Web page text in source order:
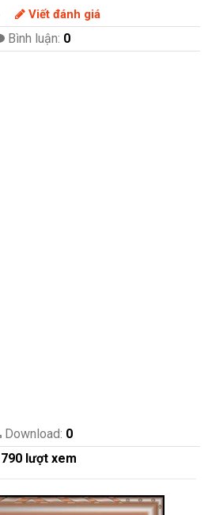
Viết đánh giá
Bình luận: 0
Download: 0
790 lượt xem